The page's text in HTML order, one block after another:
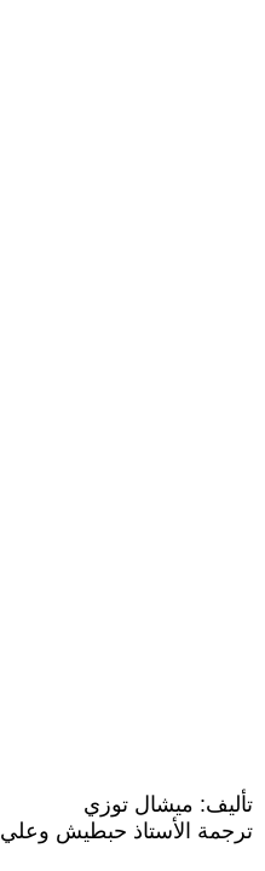
تأليف: ميشال توزي
ترجمة الأستاذ حبطيش وعلي